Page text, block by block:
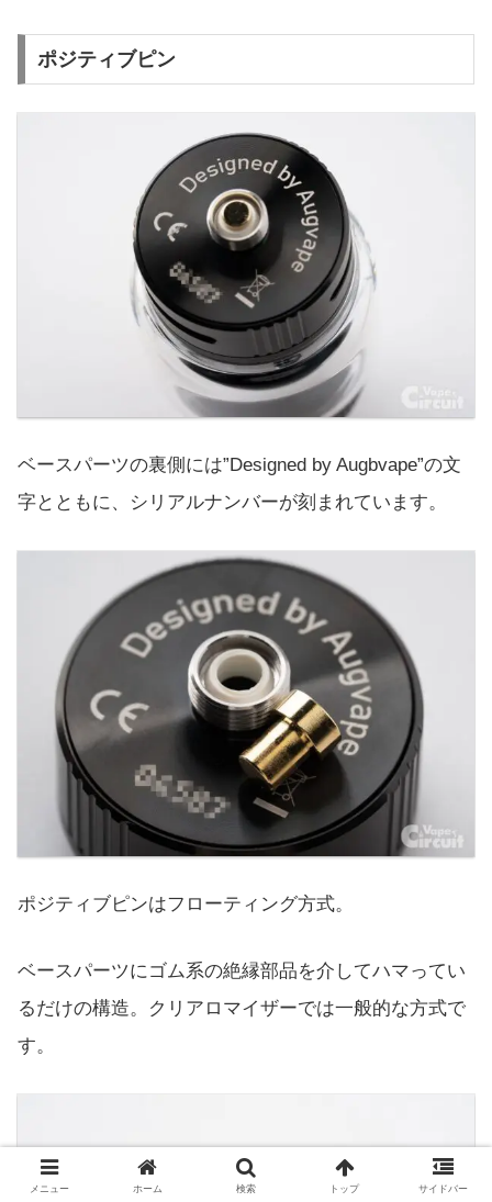
ポジティブピン
ベースパーツの裏側には”Designed by Augbvape”の文
字とともに、シリアルナンバーが刻まれています。
ポジティブピンはフローティング方式。
ベースパーツにゴム系の絶縁部品を介してハマってい
るだけの構造。クリアロマイザーでは一般的な方式で
す。
メニュー ホーム 検索 トップ サイドバー